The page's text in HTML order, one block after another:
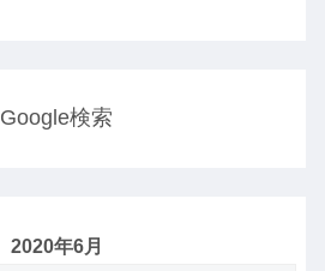
Google検索
2020年6月